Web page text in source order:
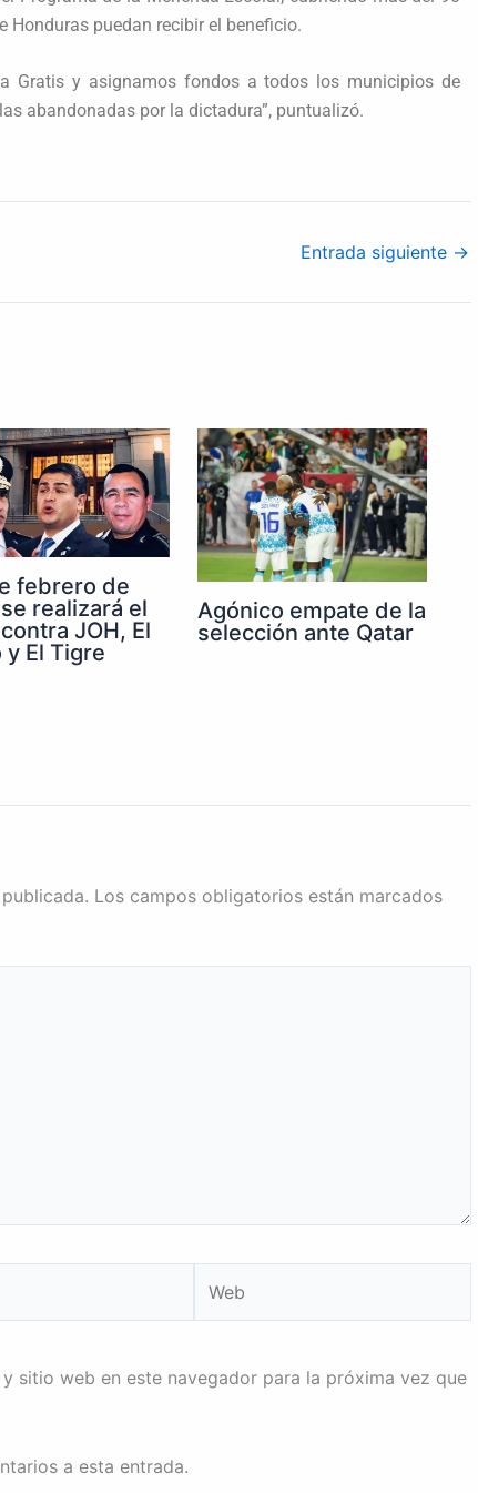
Honduras puedan recibir el beneficio.
Gratis y asignamos fondos a todos los municipios de
abandonadas por la dictadura”, puntualizó.
Entrada siguiente →
febrero de
realizará el
JOH, El
y El Tigre
Agónico empate de la
selección ante Qatar
Los campos obligatorios están marcados
sitio web en este navegador para la próxima vez que
a esta entrada.